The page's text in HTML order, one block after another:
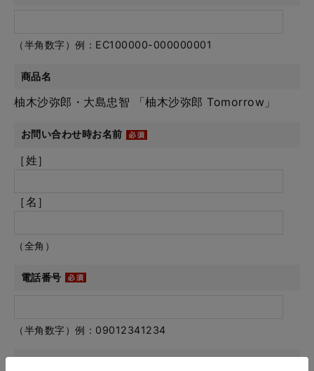
（半角数字）例：EC100000-000000001
商品名
柚木沙弥郎・大島忠智 「柚木沙弥郎 Tomorrow」
お問い合わせ時お名前
［姓］
［名］
（全角）
電話番号
（半角数字）例：09012341234